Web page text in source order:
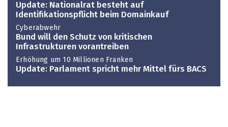
Update: Nationalrat besteht auf
Identifikationspflicht beim Domainkauf
Cyberabwehr
Bund will den Schutz von kritischen
Infrastrukturen vorantreiben
Erhöhung um 10 Millionen Franken
Update: Parlament spricht mehr Mittel fürs BACS